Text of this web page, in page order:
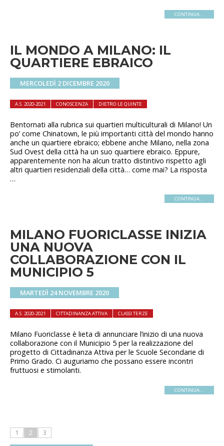
CONTINUA...
IL MONDO A MILANO: IL
QUARTIERE EBRAICO
MERCOLEDÌ 2 DICEMBRE 2020
A.S. 2020-2021 CONOSCENZA DIETRO LE QUINTE
Bentornati alla rubrica sui quartieri multiculturali di Milano! Un
po’ come Chinatown, le più importanti città del mondo hanno
anche un quartiere ebraico; ebbene anche Milano, nella zona
Sud Ovest della città ha un suo quartiere ebraico. Eppure,
apparentemente non ha alcun tratto distintivo rispetto agli
altri quartieri residenziali della città… come mai? La risposta
…
CONTINUA...
MILANO FUORICLASSE INIZIA
UNA NUOVA
COLLABORAZIONE CON IL
MUNICIPIO 5
MARTEDÌ 24 NOVEMBRE 2020
A.S. 2020-2021 CITTADINANZA ATTIVA CLASSI TERZE
Milano Fuoriclasse è lieta di annunciare l’inizio di una nuova
collaborazione con il Municipio 5 per la realizzazione del
progetto di Cittadinanza Attiva per le Scuole Secondarie di
Primo Grado. Ci auguriamo che possano essere incontri
fruttuosi e stimolanti.
CONTINUA...
1 2 3